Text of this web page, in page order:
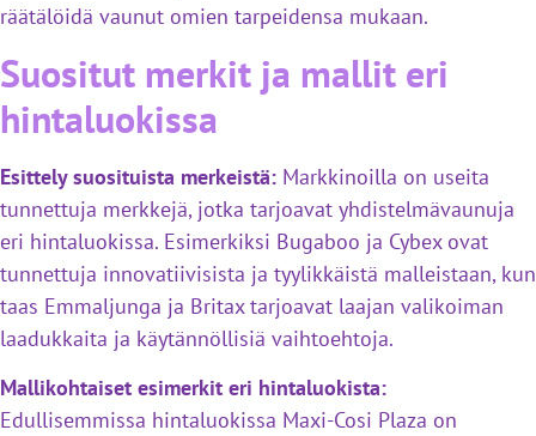
räätälöidä vaunut omien tarpeidensa mukaan.
Suositut merkit ja mallit eri
hintaluokissa
Esittely suosituista merkeistä: Markkinoilla on useita
tunnettuja merkkejä, jotka tarjoavat yhdistelmävaunuja
eri hintaluokissa. Esimerkiksi Bugaboo ja Cybex ovat
tunnettuja innovatiivisista ja tyylikkäistä malleistaan, kun
taas Emmaljunga ja Britax tarjoavat laajan valikoiman
laadukkaita ja käytännöllisiä vaihtoehtoja.
Mallikohtaiset esimerkit eri hintaluokista:
Edullisemmissa hintaluokissa Maxi-Cosi Plaza on